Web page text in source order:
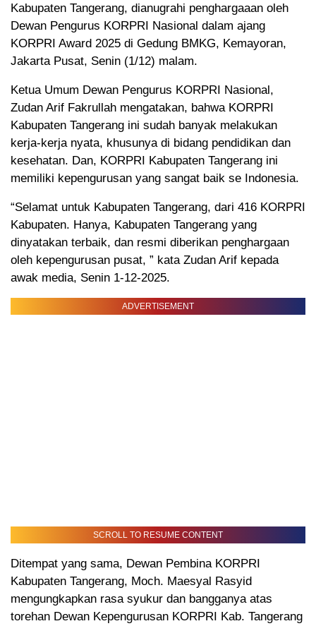
Kabupaten Tangerang, dianugrahi penghargaaan oleh
Dewan Pengurus KORPRI Nasional dalam ajang
KORPRI Award 2025 di Gedung BMKG, Kemayoran,
Jakarta Pusat, Senin (1/12) malam.
Ketua Umum Dewan Pengurus KORPRI Nasional,
Zudan Arif Fakrullah mengatakan, bahwa KORPRI
Kabupaten Tangerang ini sudah banyak melakukan
kerja-kerja nyata, khusunya di bidang pendidikan dan
kesehatan. Dan, KORPRI Kabupaten Tangerang ini
memiliki kepengurusan yang sangat baik se Indonesia.
“Selamat untuk Kabupaten Tangerang, dari 416 KORPRI
Kabupaten. Hanya, Kabupaten Tangerang yang
dinyatakan terbaik, dan resmi diberikan penghargaan
oleh kepengurusan pusat, ” kata Zudan Arif kepada
awak media, Senin 1-12-2025.
ADVERTISEMENT
SCROLL TO RESUME CONTENT
Ditempat yang sama, Dewan Pembina KORPRI
Kabupaten Tangerang, Moch. Maesyal Rasyid
mengungkapkan rasa syukur dan bangganya atas
torehan Dewan Kepengurusan KORPRI Kab. Tangerang